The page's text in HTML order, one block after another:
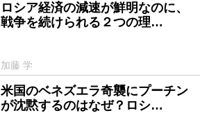
ロシア経済の減速が鮮明なのに、
戦争を続けられる２つの理…
加藤 学
米国のベネズエラ奇襲にプーチン
が沈黙するのはなぜ？ロシ…